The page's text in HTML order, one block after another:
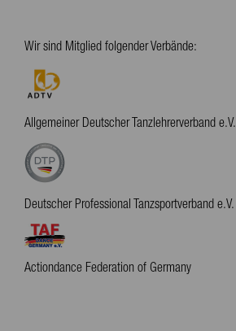
Wir sind Mitglied folgender Verbände:
Allgemeiner Deutscher Tanzlehrerverband e.V.
Deutscher Professional Tanzsportverband e.V.
Actiondance Federation of Germany